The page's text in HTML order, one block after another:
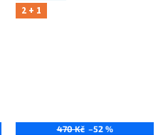
2 + 1
470 Kč –52 %